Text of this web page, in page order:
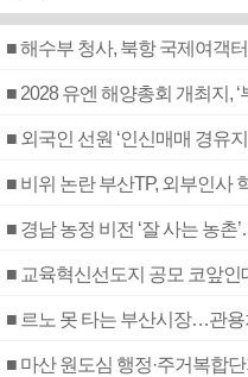
■ 해수부 청사, 북항 국제여객
■ 2028 유엔 해양총회 개최지,
■ 외국인 선원 ‘인신매매 경유
■ 비위 논란 부산TP, 외부인사
■ 경남 농정 비전 ‘잘 사는 농
■ 교육혁신선도지 공모 코앞인
■ 르노 못 타는 부산시장…관
■ 마산 원도심 행정·주거복합